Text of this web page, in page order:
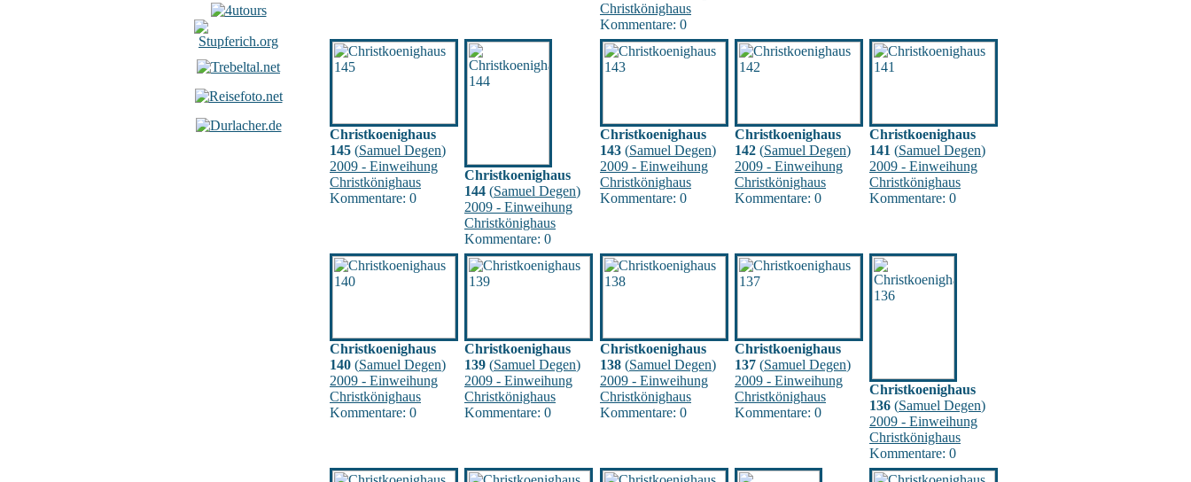
Christkönighaus
Kommentare: 0
Christkoenighaus
145 (Samuel Degen)
2009 - Einweihung
Christkönighaus
Kommentare: 0
Christkoenighaus
144 (Samuel Degen)
2009 - Einweihung
Christkönighaus
Kommentare: 0
Christkoenighaus
143 (Samuel Degen)
2009 - Einweihung
Christkönighaus
Kommentare: 0
Christkoenighaus
142 (Samuel Degen)
2009 - Einweihung
Christkönighaus
Kommentare: 0
Christkoenighaus
141 (Samuel Degen)
2009 - Einweihung
Christkönighaus
Kommentare: 0
Christkoenighaus
140 (Samuel Degen)
2009 - Einweihung
Christkönighaus
Kommentare: 0
Christkoenighaus
139 (Samuel Degen)
2009 - Einweihung
Christkönighaus
Kommentare: 0
Christkoenighaus
138 (Samuel Degen)
2009 - Einweihung
Christkönighaus
Kommentare: 0
Christkoenighaus
137 (Samuel Degen)
2009 - Einweihung
Christkönighaus
Kommentare: 0
Christkoenighaus
136 (Samuel Degen)
2009 - Einweihung
Christkönighaus
Kommentare: 0